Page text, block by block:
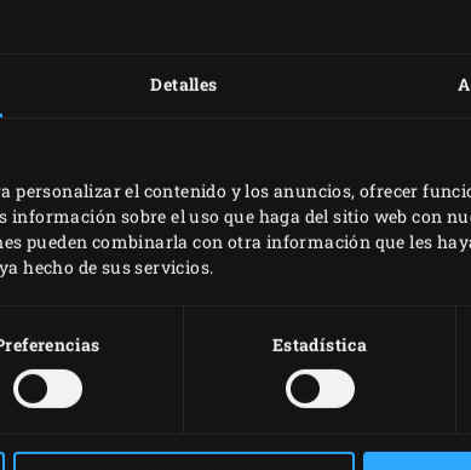
Detalles
personalizar el contenido y los anuncios, ofrecer
sobre el uso que haga del sitio web con
pueden combinarla con otra información que les
hecho de sus servicios.
Estadística
mayor,
Egg acabó
preciso de
lo convierten
rápida,
por
se cocina
de sabor.